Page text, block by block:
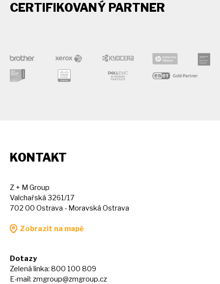
CERTIFIKOVANÝ PARTNER
KONTAKT
Z + M Group
Valchařská 3261/17
702 00 Ostrava - Moravská Ostrava
Zobrazit na mapě
Dotazy
Zelená linka: 800 100 809
E-mail: zmgroup@zmgroup.cz